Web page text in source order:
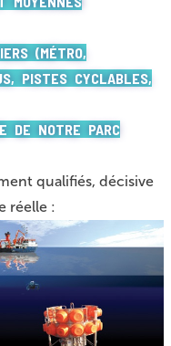
(MÉTRO,
PISTES CYCLABLES,
DE NOTRE PARC
qualifiés, décisive
réelle :